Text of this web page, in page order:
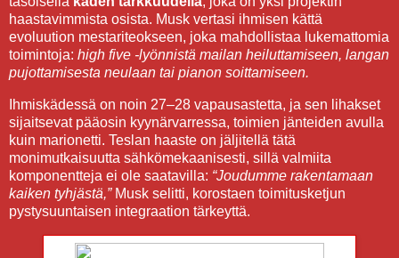
haastavimmista osista. Musk vertasi ihmisen kättä
evoluution mestariteokseen, joka mahdollistaa lukemattomia
toimintoja: high five -lyönnistä mailan heiluttamiseen, langan
pujottamisesta neulaan tai pianon soittamiseen.
Ihmiskädessä on noin 27–28 vapausastetta, ja sen lihakset
sijaitsevat pääosin kyynärvarressa, toimien jänteiden avulla
kuin marionetti. Teslan haaste on jäljitellä tätä
monimutkaisuutta sähkömekaanisesti, sillä valmiita
komponentteja ei ole saatavilla: “Joudumme rakentamaan
kaiken tyhjästä,”Musk selitti, korostaen toimitusketjun
pystysuuntaisen integraation tärkeyttä.